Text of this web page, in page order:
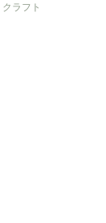
クラフト